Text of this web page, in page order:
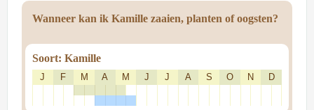
Wanneer kan ik Kamille zaaien, planten of oogsten?
Soort: Kamille
J F M A M J J A S O N D